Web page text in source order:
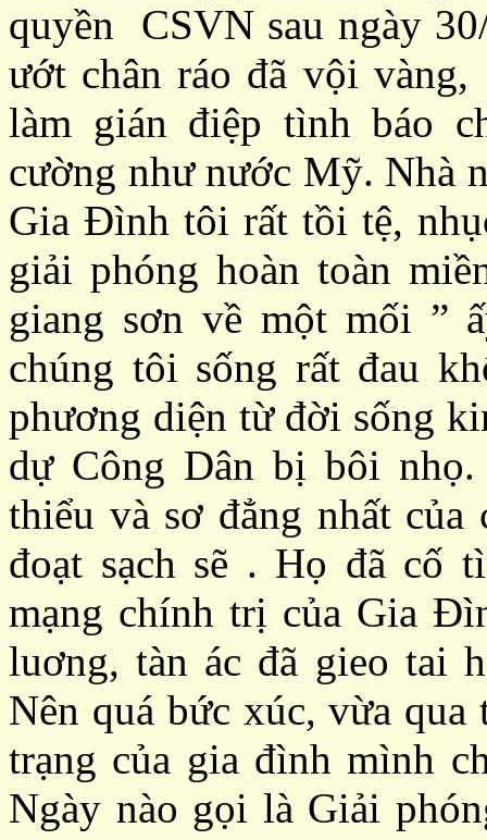
quyền CSVN sau ngày
ướt chân ráo đã vội
làm gián điệp tình báo
cường như nước Mỹ. Nhà
Gia Đình tôi rất tồi tệ,
giải phóng hoàn toàn
giang sơn về một mối ”
chúng tôi sống rất đau
phương diện từ đời sống
dự Công Dân bị bôi
thiểu và sơ đẳng nhất của
đoạt sạch sẽ . Họ đã cố
mạng chính trị của Gia
luơng, tàn ác đã gieo tai
Nên quá bức xúc, vừa
trạng của gia đình mình
Ngày nào gọi là Giải